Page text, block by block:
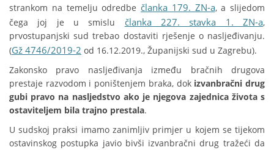
strankom na temelju odredbe članka 179. ZN-a, a slijedom
čega joj je u smislu članka 227. stavka 1. ZN-a,
prvostupanjski sud trebao dostaviti rješenje o nasljeđivanju.
(Gž 4746/2019-2 od 16.12.2019., Županijski sud u Zagrebu).
Zakonsko pravo nasljeđivanja između bračnih drugova
prestaje razvodom i poništenjem braka, dok izvanbračni drug
gubi pravo na nasljedstvo ako je njegova zajednica života s
ostaviteljem bila trajno prestala.
U sudskoj praksi imamo zanimljiv primjer u kojem se tijekom
ostavinskog postupka javio bivši izvanbračni drug tražeći da